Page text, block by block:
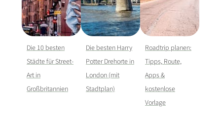
Die 10 besten
Städte für Street-
Art in
Großbritannien
Die besten Harry
Potter Drehorte in
London (mit
Stadtplan)
Roadtrip planen:
Tipps, Route,
Apps &
kostenlose
Vorlage